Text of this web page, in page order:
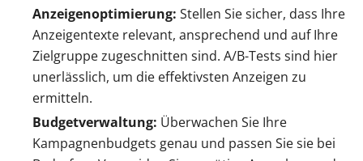
Anzeigenoptimierung: Stellen Sie sicher, dass Ihre
Anzeigentexte relevant, ansprechend und auf Ihre
Zielgruppe zugeschnitten sind. A/B-Tests sind hier
unerlässlich, um die effektivsten Anzeigen zu
ermitteln.
Budgetverwaltung: Überwachen Sie Ihre
Kampagnenbudgets genau und passen Sie sie bei